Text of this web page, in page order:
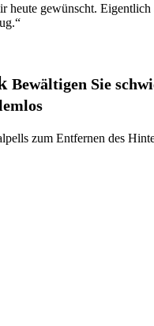
heute gewünscht. Eigentlich
Bewältigen Sie